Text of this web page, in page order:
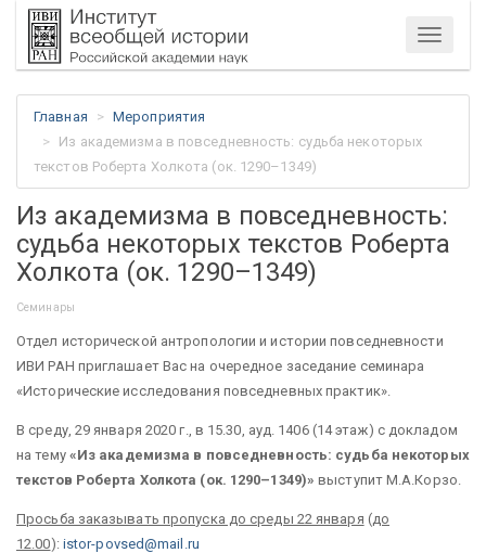
Меню
Главная
Мероприятия
Из академизма в повседневность: судьба некоторых
текстов Роберта Холкота (ок. 1290–1349)
Из академизма в повседневность:
судьба некоторых текстов Роберта
Холкота (ок. 1290–1349)
Семинары
Отдел исторической антропологии и истории повседневности
ИВИ РАН приглашает Вас на очередное заседание семинара
«Исторические исследования повседневных практик».
В среду, 29 января 2020 г., в 15.30, ауд. 1406 (14 этаж) с докладом
на тему «Из академизма в повседневность: судьба некоторых
текстов Роберта Холкота (ок. 1290–1349)» выступит М.А.Корзо.
Просьба заказывать пропуска до среды 22 января (до
12.00): istor-povsed@mail.ru